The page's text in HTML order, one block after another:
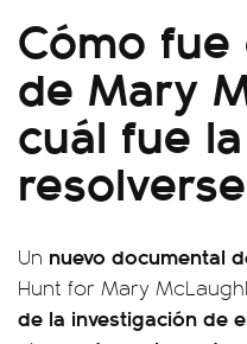
Cómo
de Mary
cuál fue
resolverse
Un nuevo documental
Hunt for Mary
de la investigación de